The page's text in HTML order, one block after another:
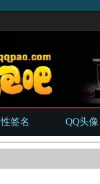
签名 QQ头像